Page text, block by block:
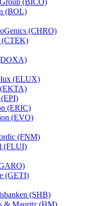
(BOL)
(CHRO)
(ELUX)
(ERIC)
(EVO)
(FNM)
(FLUI)
(GETI)
(SHB)
& Mauritz (HM)